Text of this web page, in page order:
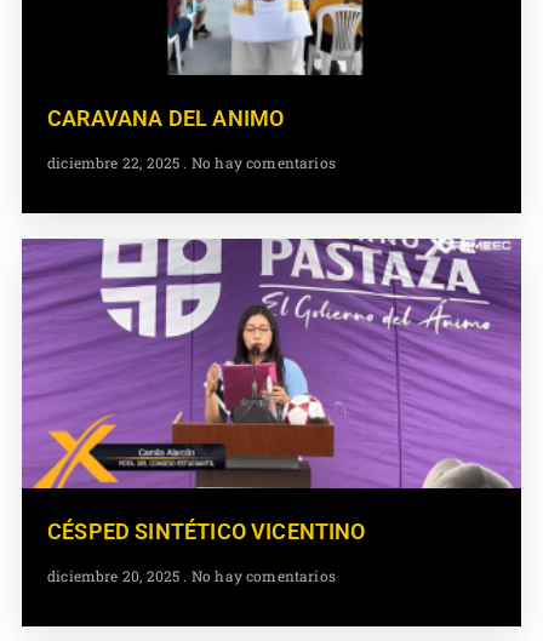
CARAVANA DEL ANIMO
diciembre 22, 2025 No hay comentarios
CÉSPED SINTÉTICO VICENTINO
diciembre 20, 2025 No hay comentarios